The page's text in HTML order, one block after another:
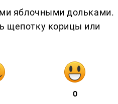
яблочными дольками.
щепотку корицы или
0